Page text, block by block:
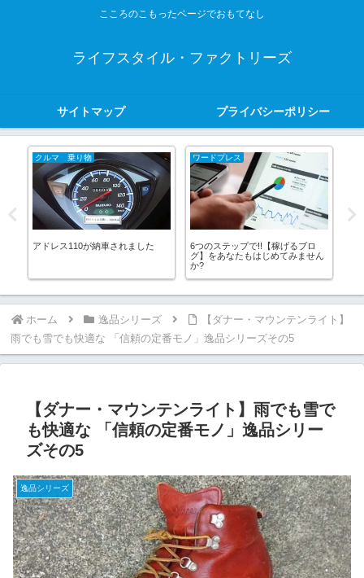
こころのこもったページでおもてなし
ライフスタイル・ファクトリーズ
サイトマップ プライバシーポリシー
クルマ 乗り物
アドレス110が納車されました
ワードプレス
6つのステップで!!【稼げるブロ
グ】をあなたもはじめてみません
か?
ホーム 逸品シリーズ
【ダナー・マウンテンライト】
雨でも雪でも快適な 「信頼の定番モノ」逸品シリーズその5
【ダナー・マウンテンライト】雨でも雪で
も快適な 「信頼の定番モノ」逸品シリー
ズその5
逸品シリーズ